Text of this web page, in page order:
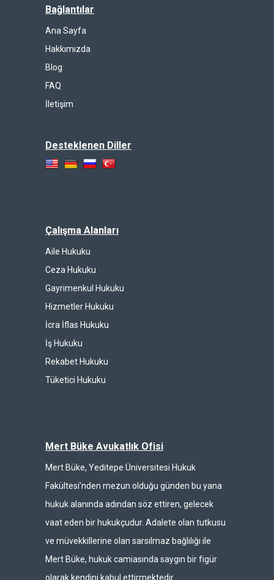
Bağlantılar
Ana Sayfa
Hakkımızda
Blog
FAQ
İletişim
Desteklenen Diller
Çalışma Alanları
Aile Hukuku
Ceza Hukuku
Gayrimenkul Hukuku
Hizmetler Hukuku
İcra İflas Hukuku
İş Hukuku
Rekabet Hukuku
Tüketici Hukuku
Mert Büke Avukatlık Ofisi
Mert Büke, Yeditepe Üniversitesi Hukuk
Fakültesi’nden mezun olduğu günden bu yana
hukuk alanında adından söz ettiren, gelecek
vaat eden bir hukukçudur. Adalete olan tutkusu
ve müvekkillerine olan sarsılmaz bağlılığı ile
Mert Büke, hukuk camiasında saygın bir figür
olarak kendini kabul ettirmektedir.